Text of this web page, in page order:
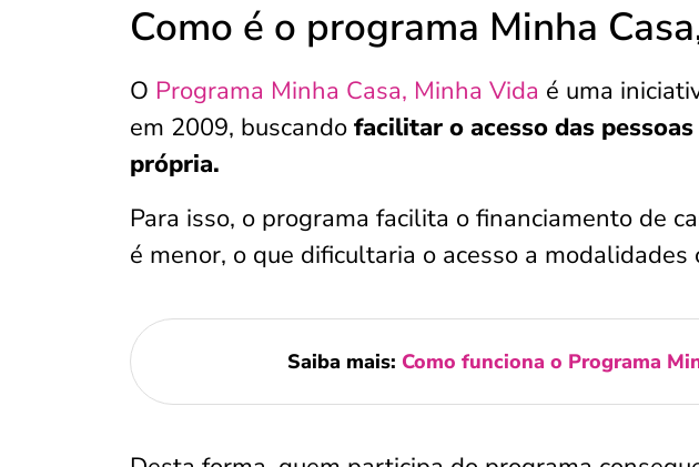
Como é o programa Minha
O Programa Minha Casa, Minha Vida é uma
em 2009, buscando facilitar o acesso das
própria.
Para isso, o programa facilita o financiamento de
é menor, o que dificultaria o acesso a modalidades
Saiba mais: Como funciona o Programa